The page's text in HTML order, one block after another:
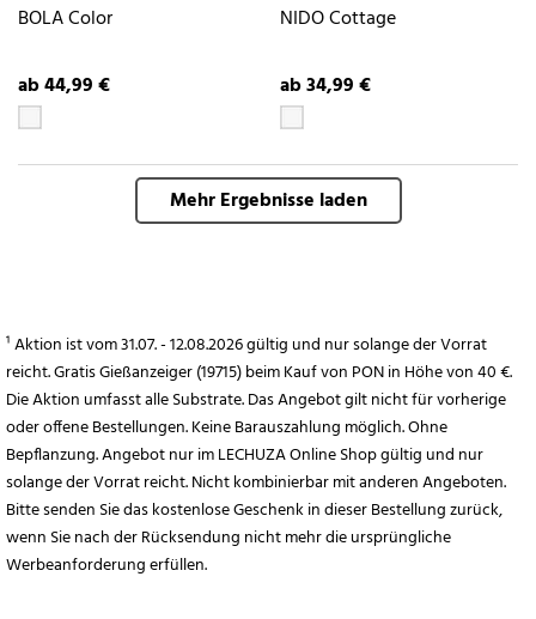
BOLA Color
ab 44,99 €
NIDO Cottage
ab 34,99 €
Mehr Ergebnisse laden
¹ Aktion ist vom 31.07. - 12.08.2026 gültig und nur solange der Vorrat
reicht. Gratis Gießanzeiger (19715) beim Kauf von PON in Höhe von 40 €.
Die Aktion umfasst alle Substrate. Das Angebot gilt nicht für vorherige
oder offene Bestellungen. Keine Barauszahlung möglich. Ohne
Bepflanzung. Angebot nur im LECHUZA Online Shop gültig und nur
solange der Vorrat reicht. Nicht kombinierbar mit anderen Angeboten.
Bitte senden Sie das kostenlose Geschenk in dieser Bestellung zurück,
wenn Sie nach der Rücksendung nicht mehr die ursprüngliche
Werbeanforderung erfüllen.